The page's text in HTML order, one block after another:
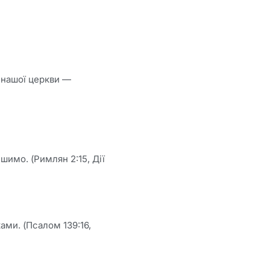
церкви —
(Римлян 2:15, Дії
(Псалом 139:16,